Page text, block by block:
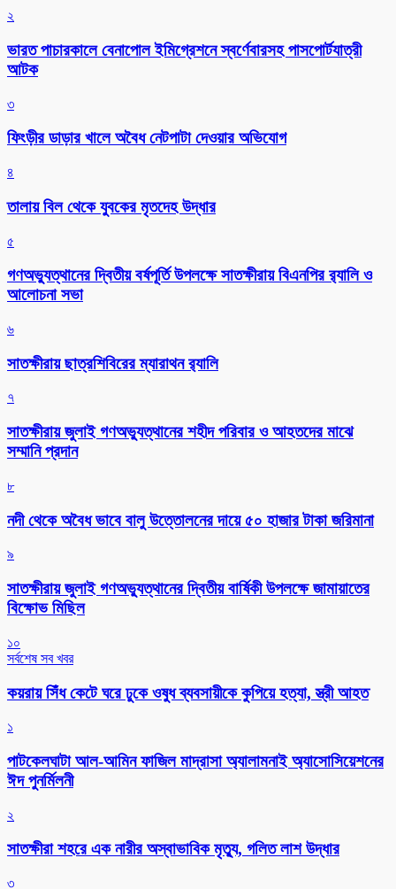
২
ভারত পাচারকালে বেনাপোল ইমিগ্রেশনে স্বর্ণেবারসহ পাসপোর্টযাত্রী
আটক
৩
ফিংড়ীর ডাড়ার খালে অবৈধ নেটপাটা দেওয়ার অভিযোগ
৪
তালায় বিল থেকে যুবকের মৃতদেহ উদ্ধার
৫
গণঅভ্যুত্থানের দ্বিতীয় বর্ষপূর্তি উপলক্ষে সাতক্ষীরায় বিএনপির র‌্যালি ও
আলোচনা সভা
৬
সাতক্ষীরায় ছাত্রশিবিরের ম্যারাথন র‌্যালি
৭
সাতক্ষীরায় জুলাই গণঅভ্যুত্থানের শহীদ পরিবার ও আহতদের মাঝে
সম্মানি প্রদান
৮
নদী থেকে অবৈধ ভাবে বালু উত্তোলনের দায়ে ৫০ হাজার টাকা জরিমানা
৯
সাতক্ষীরায় জুলাই গণঅভ্যুত্থানের দ্বিতীয় বার্ষিকী উপলক্ষে জামায়াতের
বিক্ষোভ মিছিল
১০
সর্বশেষ সব খবর
কয়রায় সিঁধ কেটে ঘরে ঢুকে ওষুধ ব্যবসায়ীকে কুপিয়ে হত্যা, স্ত্রী আহত
১
পাটকেলঘাটা আল-আমিন ফাজিল মাদ্রাসা অ্যালামনাই অ্যাসোসিয়েশনের
ঈদ পুনর্মিলনী
২
সাতক্ষীরা শহরে এক নারীর অস্বাভাবিক মৃত্যু, গলিত লাশ উদ্ধার
৩